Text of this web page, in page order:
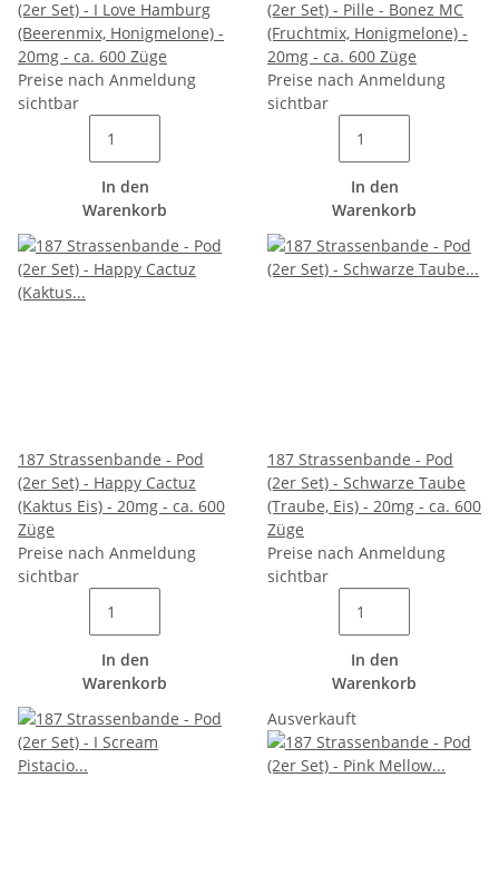
(2er Set) - I Love Hamburg
(Beerenmix, Honigmelone) -
20mg - ca. 600 Züge
Preise nach Anmeldung
sichtbar
In den
Warenkorb
(2er Set) - Pille - Bonez MC
(Fruchtmix, Honigmelone) -
20mg - ca. 600 Züge
Preise nach Anmeldung
sichtbar
In den
Warenkorb
187 Strassenbande - Pod
(2er Set) - Happy Cactuz
(Kaktus Eis) - 20mg - ca. 600
Züge
Preise nach Anmeldung
sichtbar
In den
Warenkorb
187 Strassenbande - Pod
(2er Set) - Schwarze Taube
(Traube, Eis) - 20mg - ca. 600
Züge
Preise nach Anmeldung
sichtbar
In den
Warenkorb
Ausverkauft